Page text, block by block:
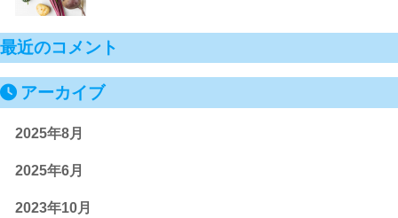
最近のコメント
アーカイブ
2025年8月
2025年6月
2023年10月